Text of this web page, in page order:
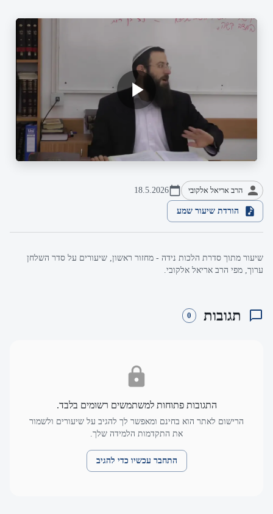
הרב אריאל אלקובי 18.5.2026
הורדת שיעור שמע
שיעור מתוך סדרת הלכות נידה - מחזור ראשון, שיעורים על סדר השלחן
ערוך, מפי הרב אריאל אלקובי.
תגובות 0
התגובות פתוחות למשתמשים רשומים בלבד.
הרישום לאתר הוא בחינם ומאפשר לך להגיב על שיעורים ולשמור
את התקדמות הלמידה שלך.
התחבר עכשיו כדי להגיב